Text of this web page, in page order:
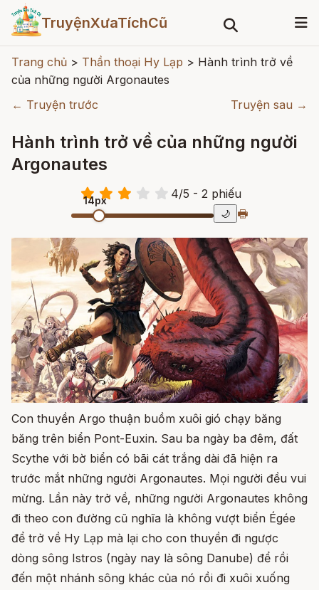
TruyệnXưaTíchCũ
Trang chủ > Thần thoại Hy Lạp > Hành trình trở về
của những người Argonautes
← Truyện trước
Truyện sau →
Hành trình trở về của những người
Argonautes
4/5 - 2phiếu
14px
🌙 🖶
Con thuyền Argo thuận buồm xuôi gió chạy băng
băng trên biển Pont-Euxin. Sau ba ngày ba đêm, đất
Scythe với bờ biển có bãi cát trắng dài đã hiện ra
trước mắt những người Argonautes. Mọi người đều vui
mừng. Lần này trở về, những người Argonautes không
đi theo con đường cũ nghĩa là không vượt biển Égée
để trở về Hy Lạp mà lại cho con thuyền đi ngược
dòng sông Istros (ngày nay là sông Danube) để rồi
đến một nhánh sông khác của nó rồi đi xuôi xuống